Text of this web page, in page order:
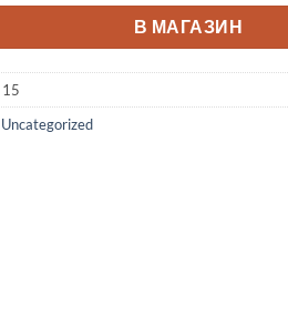
В МАГАЗИН
Uncategorized